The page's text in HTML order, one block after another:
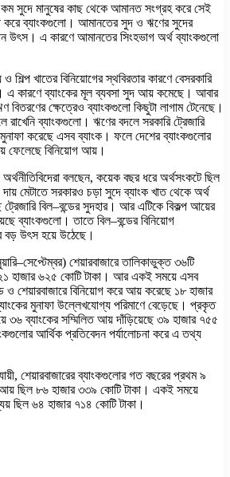
সুদে মানুষের কাছ থেকে আমানত সংগ্রহ করে সেই
করে ব্যাংকগুলো। আমানতের সুদ ও ঋণের সুদের
উৎস। এ কারণে আমানতের সিংহভাগ অর্থ ব্যাংকগুলো
শিল্প খাতের বিনিয়োগের স্থবিরতার কারণে বেসরকারি
এ কারণে ব্যাংকের মূল ব্যবসা সুদ আয় কমেছে। আবার
বিতরণের ক্ষেত্রেও ব্যাংকগুলো কিছুটা লাগাম টেনেছে।
ব্যাংকগুলো। ঋণের বদলে সরকারি ট্রেজারি
মুনাফা করেছে এসব ব্যাংক। ফলে দেশের ব্যাংকগুলোর
ফেলেছে বিনিয়োগ আয়।
বলছেন, কয়েক বছর ধরে অর্থসংকটে ছিল
মেটাতে সরকারও চড়া সুদে ব্যাংক খাত থেকে অর্থ
বিল–বন্ডের সুদহার। আর এটিকে বিকল্প আয়ের
ব্যাংকগুলো। তাতে বিল–বন্ডের বিনিয়োগ
বড় উৎস হয়ে উঠেছে।
শেয়ারবাজারে তালিকাভুক্ত ৩৬টি
হাজার ৬২৫ কোটি টাকা। আর একই সময়ে এসব
ও শেয়ারবাজারে বিনিয়োগ করে আয় করেছে ১৮ হাজার
মুনাফা উল্লেখযোগ্য পরিমাণে বেড়েছে। প্রকৃত
ব্যাংকের সম্মিলিত আয় দাঁড়িয়েছে ৩৯ হাজার ৭৫৫
আর্থিক প্রতিবেদন পর্যালোচনা করে এ তথ্য
শেয়ারবাজারের ব্যাংকগুলোর গত বছরের প্রথম ৯
আয় ছিল ৮৬ হাজার ৩৩৯ কোটি টাকা। একই সময়ে
ছিল ৬৪ হাজার ৭১৪ কোটি টাকা।